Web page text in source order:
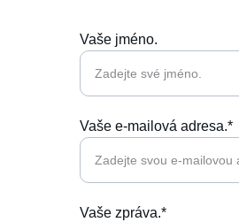
Vaše jméno.
Vaše e-mailová adresa.*
Vaše zpráva.*